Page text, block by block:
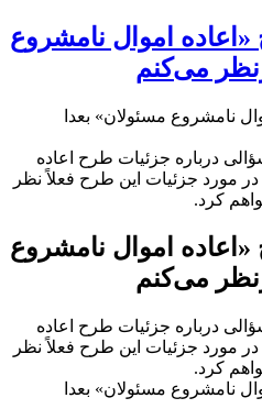
اموال نامشروع
می‌کنم
نامشروع مسئولان» بعدا
درباره جزئیات طرح اعاده
مورد جزئیات این طرح فعلاً نظر
کرد.
اموال نامشروع
می‌کنم
درباره جزئیات طرح اعاده
مورد جزئیات این طرح فعلاً نظر
کرد.
نامشروع مسئولان» بعدا